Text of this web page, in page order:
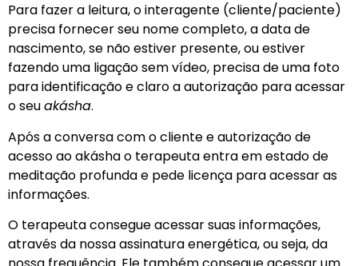
Para fazer a leitura, o interagente (cliente/paciente)
precisa fornecer seu nome completo, a data de
nascimento, se não estiver presente, ou estiver
fazendo uma ligação sem vídeo, precisa de uma foto
para identificação e claro a autorização para acessar
o seuakásha.
Após a conversa com o cliente e autorização de
acesso ao akásha o terapeuta entra em estado de
meditação profunda e pede licença para acessar as
informações.
O terapeuta consegue acessar suas informações,
através da nossa assinatura energética, ou seja, da